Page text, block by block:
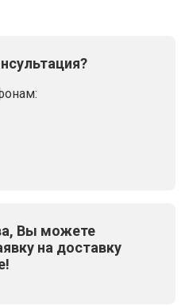
Вы можете
на доставку